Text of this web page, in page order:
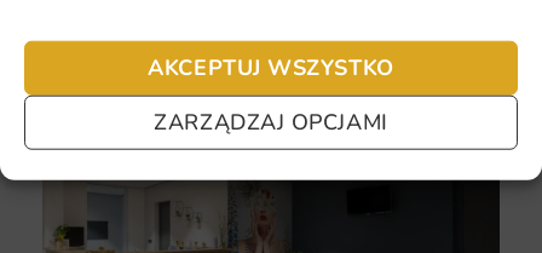
AKCEPTUJ WSZYSTKO
ZARZĄDZAJ OPCJAMI